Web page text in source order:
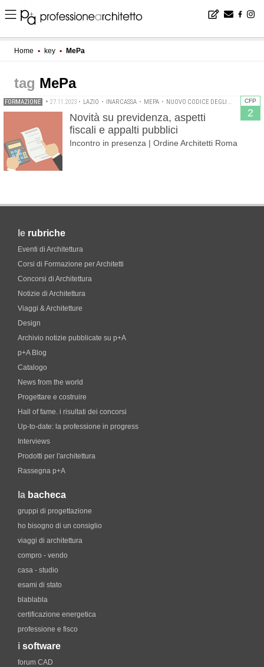
Home ▪ key ▪ MePa
MePa
CFP
2
FORMAZIONE • 27.11.2023 • LAZIO • INARCASSA • MEPA • NUOVO CODICE DEGLI APPALTI •
Novità su previdenza, aspetti
fiscali e appalti pubblici
Incontro in presenza | Ordine Architetti Roma
le rubriche
Eventi di Architettura
Corsi di Formazione per Architetti
Concorsi di Architettura
Notizie di Architettura
Viaggi & Architetture
Design
Archivio notizie pubblicate su p+A
p+A Blog
Catalogo
News from the world
Progettare e costruire
Hall of fame. i risultati dei concorsi
Up-to-date: la professione in progress
Interviews
Prodotti per l'architettura
Rassegna p+A
la bacheca
gruppi di progettazione
ho bisogno di un consiglio
viaggi di architettura
compro - vendo
casa - studio
esami di stato
blablabla
certificazione energetica
professione e fisco
i software
forum CAD